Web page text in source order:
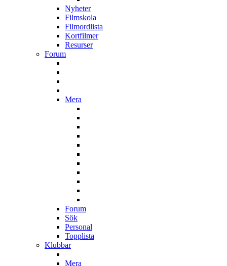
Nyheter
Filmskola
Filmordlista
Kortfilmer
Resurser
Forum
Mera
Forum
Sök
Personal
Topplista
Klubbar
Mera